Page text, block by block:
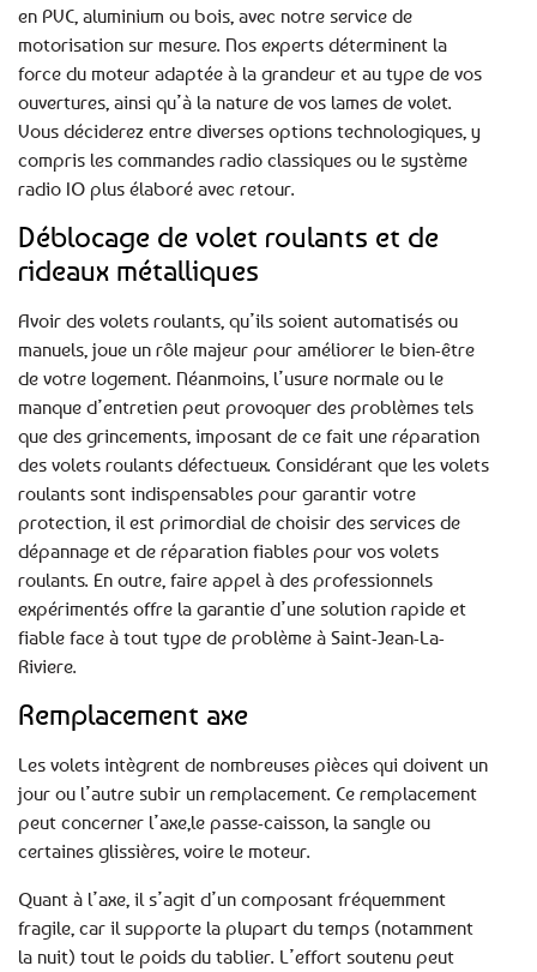
en PVC, aluminium ou bois, avec notre service de
motorisation sur mesure. Nos experts déterminent la
force du moteur adaptée à la grandeur et au type de vos
ouvertures, ainsi qu’à la nature de vos lames de volet.
Vous déciderez entre diverses options technologiques, y
compris les commandes radio classiques ou le système
radio IO plus élaboré avec retour.
Déblocage de volet roulants et de
rideaux métalliques
Avoir des volets roulants, qu’ils soient automatisés ou
manuels, joue un rôle majeur pour améliorer le bien-être
de votre logement. Néanmoins, l’usure normale ou le
manque d’entretien peut provoquer des problèmes tels
que des grincements, imposant de ce fait une réparation
des volets roulants défectueux. Considérant que les volets
roulants sont indispensables pour garantir votre
protection, il est primordial de choisir des services de
dépannage et de réparation fiables pour vos volets
roulants. En outre, faire appel à des professionnels
expérimentés offre la garantie d’une solution rapide et
fiable face à tout type de problème à Saint-Jean-La-
Riviere.
Remplacement axe
Les volets intègrent de nombreuses pièces qui doivent un
jour ou l’autre subir un remplacement. Ce remplacement
peut concerner l’axe,le passe-caisson, la sangle ou
certaines glissières, voire le moteur.
Quant à l’axe, il s’agit d’un composant fréquemment
fragile, car il supporte la plupart du temps (notamment
la nuit) tout le poids du tablier. L’effort soutenu peut